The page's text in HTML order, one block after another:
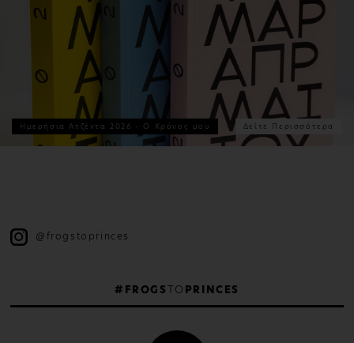
Ημερήσια Ατζέντα 2026 - Ο Χρόνος μου Δείτε Περισσότερα
@frogstoprinces
#FROGS TO PRINCES